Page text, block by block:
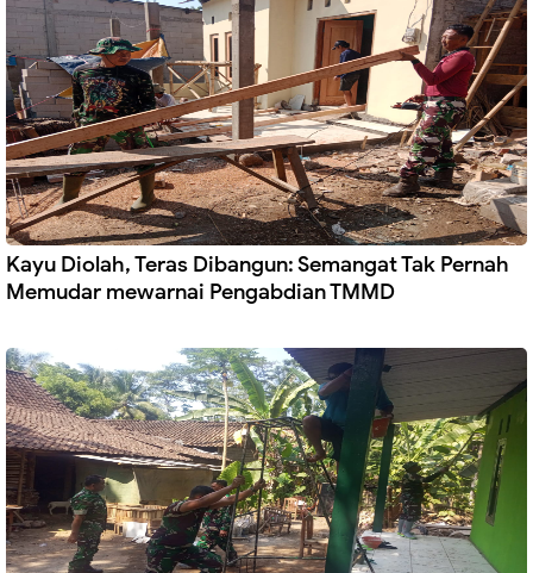
Kayu Diolah, Teras Dibangun: Semangat Tak Pernah
Memudar mewarnai Pengabdian TMMD